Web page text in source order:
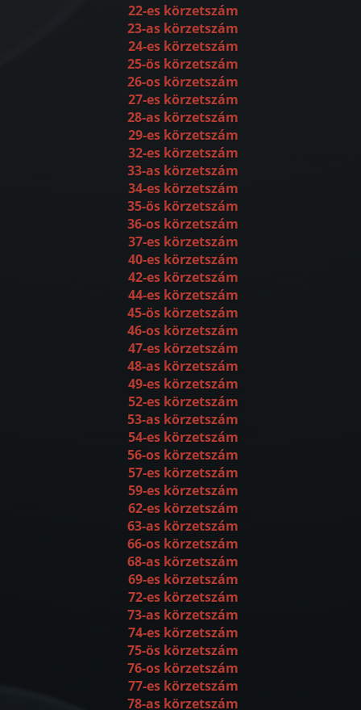
22-es körzetszám
23-as körzetszám
24-es körzetszám
25-ös körzetszám
26-os körzetszám
27-es körzetszám
28-as körzetszám
29-es körzetszám
32-es körzetszám
33-as körzetszám
34-es körzetszám
35-ös körzetszám
36-os körzetszám
37-es körzetszám
40-es körzetszám
42-es körzetszám
44-es körzetszám
45-ös körzetszám
46-os körzetszám
47-es körzetszám
48-as körzetszám
49-es körzetszám
52-es körzetszám
53-as körzetszám
54-es körzetszám
56-os körzetszám
57-es körzetszám
59-es körzetszám
62-es körzetszám
63-as körzetszám
66-os körzetszám
68-as körzetszám
69-es körzetszám
72-es körzetszám
73-as körzetszám
74-es körzetszám
75-ös körzetszám
76-os körzetszám
77-es körzetszám
78-as körzetszám